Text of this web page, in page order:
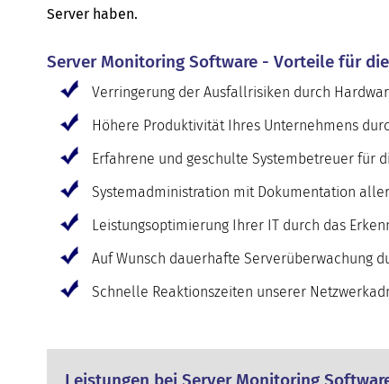
Server haben.
Server Monitoring Software - Vorteile für
Verringerung der Ausfallrisiken durch
Höhere Produktivität Ihres Unternehmens
Erfahrene und geschulte Systembetreuer für
Systemadministration mit Dokumentation
Leistungsoptimierung Ihrer IT durch das
Auf Wunsch dauerhafte Serverüberwachung
Schnelle Reaktionszeiten unserer